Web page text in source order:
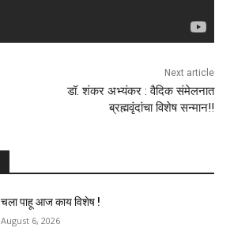
Next article
डॉ. शंकर अभ्यंकर : वैदिक संमेलनात
ब्रह्मवृंदांचा विशेष सन्मान!!
चला पाहू आज काय विशेष !
August 6, 2026